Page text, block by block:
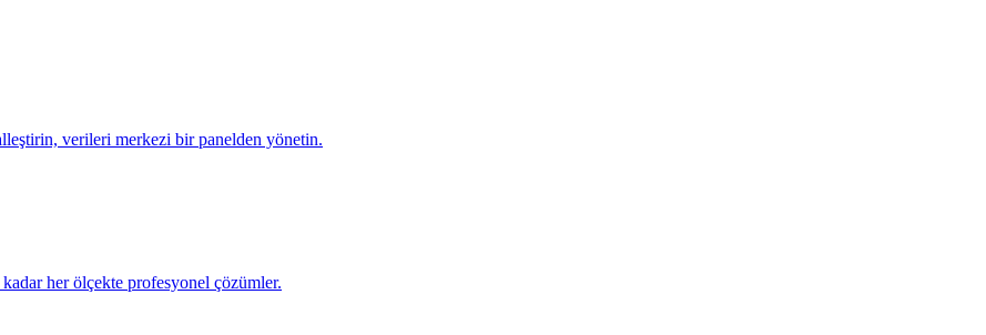
verileri merkezi bir panelden yönetin.
her ölçekte profesyonel çözümler.